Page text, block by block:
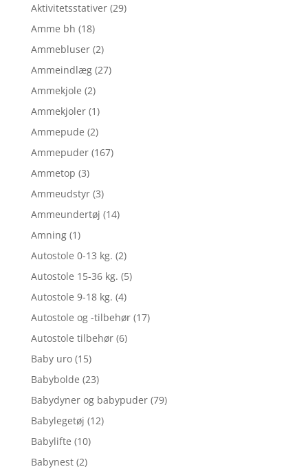
Aktivitetsstativer (29)
Amme bh (18)
Ammebluser (2)
Ammeindlæg (27)
Ammekjole (2)
Ammekjoler (1)
Ammepude (2)
Ammepuder (167)
Ammetop (3)
Ammeudstyr (3)
Ammeundertøj (14)
Amning (1)
Autostole 0-13 kg. (2)
Autostole 15-36 kg. (5)
Autostole 9-18 kg. (4)
Autostole og -tilbehør (17)
Autostole tilbehør (6)
Baby uro (15)
Babybolde (23)
Babydyner og babypuder (79)
Babylegetøj (12)
Babylifte (10)
Babynest (2)